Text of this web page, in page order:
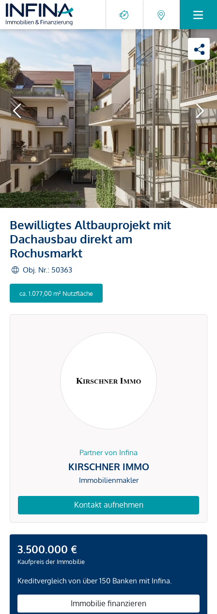
Bewilligtes Altbauprojekt mit
Dachausbau direkt am
Rochusmarkt
Obj. Nr.: 50363
ca. 1.077,00 m² Nutzfläche
Partner von Infina
KIRSCHNER IMMO
Immobilienmakler
Kontakt aufnehmen
3.500.000 €
Kaufpreis der Immobilie
Kreditvergleich von über 150 Banken mit Infina.
Immobilie finanzieren